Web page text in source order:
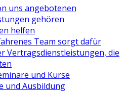
uns angebotenen
gehören
helfen
Team sorgt dafür
Vertragsdienstleistungen, die
und Kurse
und Ausbildung